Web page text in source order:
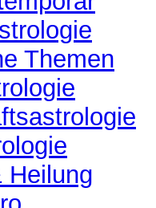
Themen
Heilung